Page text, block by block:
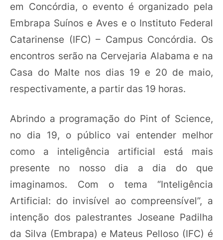
em Concórdia, o evento é organizado pela
Embrapa Suínos e Aves e o Instituto Federal
Catarinense (IFC) – Campus Concórdia. Os
encontros serão na Cervejaria Alabama e na
Casa do Malte nos dias 19 e 20 de maio,
respectivamente, a partir das 19 horas.
Abrindo a programação do Pint of Science,
no dia 19, o público vai entender melhor
como a inteligência artificial está mais
presente no nosso dia a dia do que
imaginamos. Com o tema “Inteligência
Artificial: do invisível ao compreensível”, a
intenção dos palestrantes Joseane Padilha
da Silva (Embrapa) e Mateus Pelloso (IFC) é